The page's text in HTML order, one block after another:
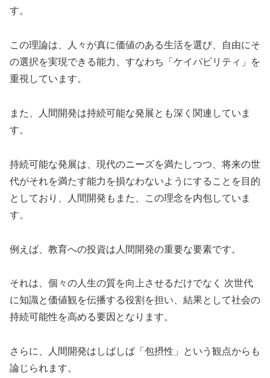
す。
この理論は、人々が真に価値のある生活を選び、自由にそ
の選択を実現できる能力、すなわち「ケイパビリティ」を
重視しています。
また、人間開発は持続可能な発展とも深く関連していま
す。
持続可能な発展は、現代のニーズを満たしつつ、将来の世
代がそれを満たす能力を損なわないようにすることを目的
としており、人間開発もまた、この理念を内包していま
す。
例えば、教育への投資は人間開発の重要な要素です。
それは、個々の人生の質を向上させるだけでなく 次世代
に知識と価値観を伝播する役割を担い、結果として社会の
持続可能性を高める要因となります。
さらに、人間開発はしばしば「包摂性」という観点からも
論じられます。